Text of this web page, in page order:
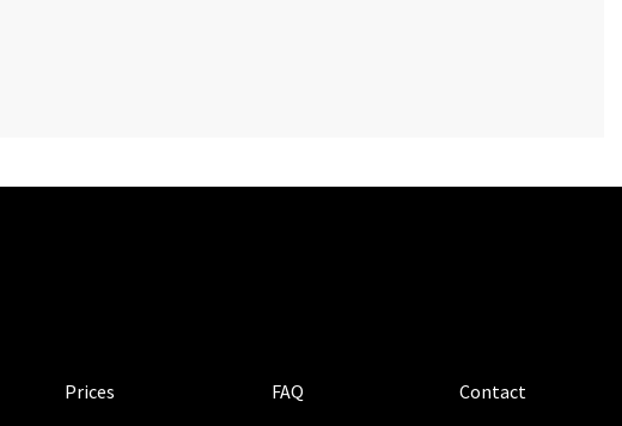
Prices FAQ Contact